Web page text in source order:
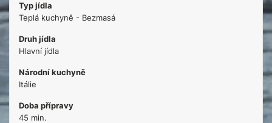
Typ jídla
Teplá kuchyně - Bezmasá
Druh jídla
Hlavní jídla
Národní kuchyně
Itálie
Doba přípravy
45 min.